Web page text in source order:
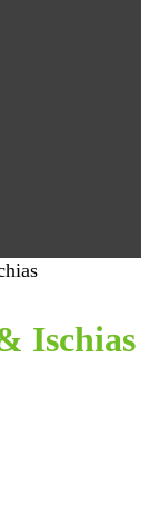
Ischias